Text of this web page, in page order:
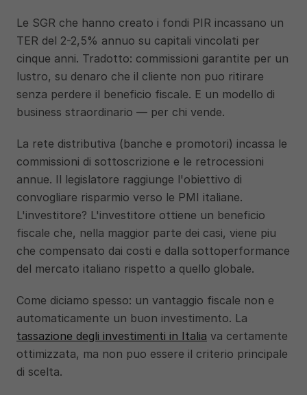
Le SGR che hanno creato i fondi PIR incassano un
TER del 2-2,5% annuo su capitali vincolati per
cinque anni. Tradotto: commissioni garantite per un
lustro, su denaro che il cliente non puo ritirare
senza perdere il beneficio fiscale. E un modello di
business straordinario — per chi vende.
La rete distributiva (banche e promotori) incassa le
commissioni di sottoscrizione e le retrocessioni
annue. Il legislatore raggiunge l'obiettivo di
convogliare risparmio verso le PMI italiane.
L'investitore? L'investitore ottiene un beneficio
fiscale che, nella maggior parte dei casi, viene piu
che compensato dai costi e dalla sottoperformance
del mercato italiano rispetto a quello globale.
Come diciamo spesso: un vantaggio fiscale non e
tassazione degli investimenti in Italia va certamente
ottimizzata, ma non puo essere il criterio principale
di scelta.